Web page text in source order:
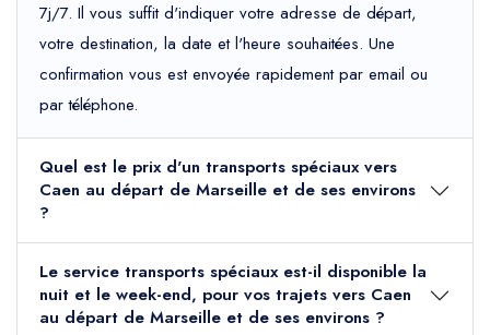
7j/7. Il vous suffit d'indiquer votre adresse de départ,
votre destination, la date et l'heure souhaitées. Une
confirmation vous est envoyée rapidement par email ou
par téléphone.
Quel est le prix d'un transports spéciaux vers
Caen au départ de Marseille et de ses environs
?
Le service transports spéciaux est-il disponible la
nuit et le week-end, pour vos trajets vers Caen
au départ de Marseille et de ses environs ?